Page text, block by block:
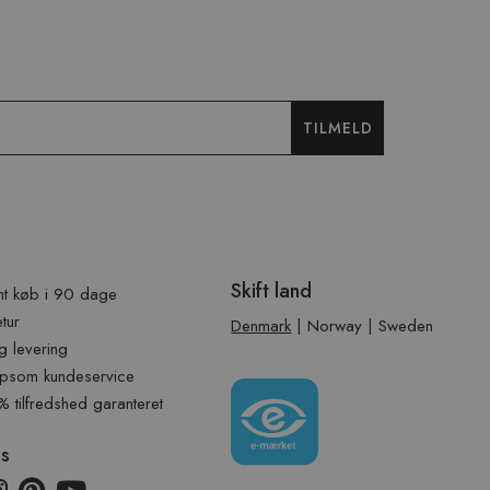
TILMELD
køb i 90 dage
levering
kundeservice
tilfredshed garanteret
Skift land
Denmark | Norway |Sweden